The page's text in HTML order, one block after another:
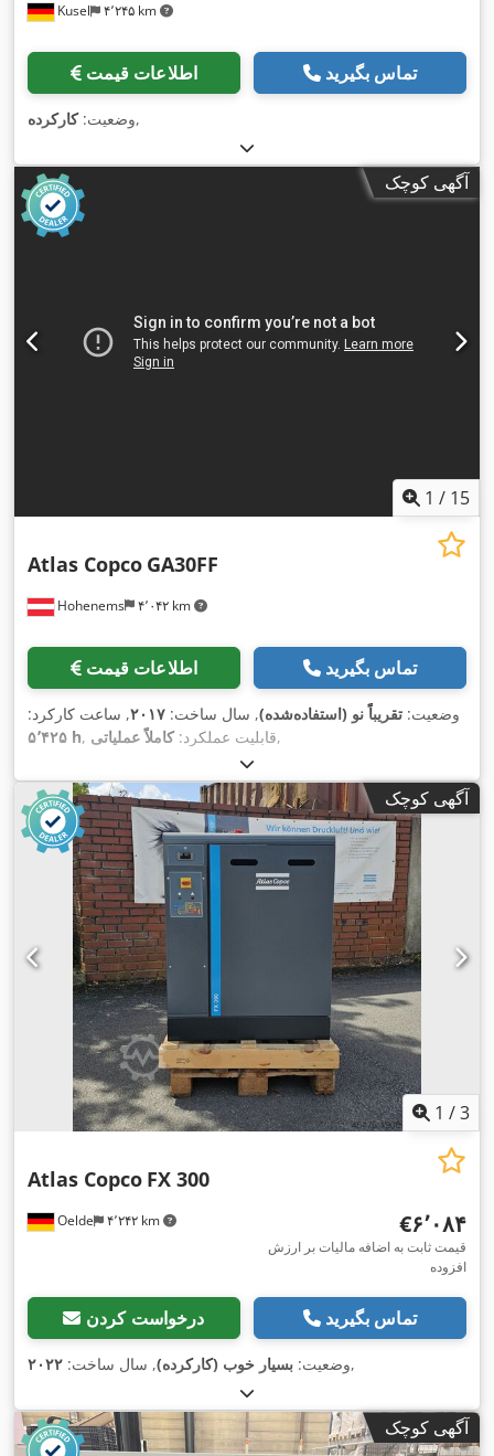
Kusel ۴٬۲۴۵ km
اطلاعات قیمت تماس بگیرید
وضعیت:کارکرده ,
آگهی کوچک
1 / 15
Hohenems ۴٬۰۴۲ km
Atlas Copco GA30FF
اطلاعات قیمت تماس بگیرید
وضعیت: تقریباً نو (استفاده‌شده), سال ساخت: ۲۰۱۷, ساعت کارکرد:
۵٬۴۲۵ h
, قابلیت عملکرد:کاملاً عملیاتی ,
آگهی کوچک
1 /3
Oelde ۴٬۲۴۲ km
Atlas Copco FX 300
‎€۶٬۰۸۴
قیمت ثابت به اضافه مالیات بر ارزش
افزوده
درخواست کردن تماس بگیرید
وضعیت: بسیار خوب (کارکرده), سال ساخت: ۲۰۲۲ ,
آگهی کوچک